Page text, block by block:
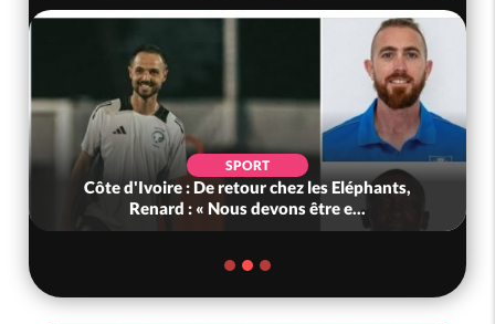
SPORT
Côte d'Ivoire : De retour chez les Eléphants,
Renard : « Nous devons être e...